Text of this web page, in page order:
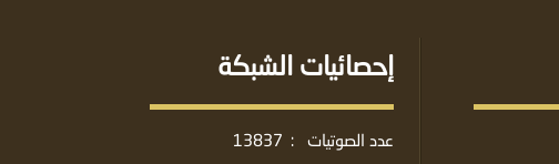
إحصائيات الشبكة
عدد الصوتيات :
13837